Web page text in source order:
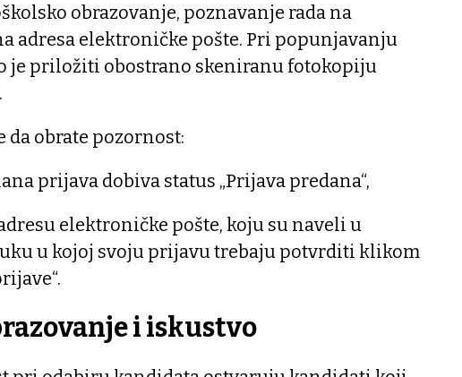
obrazovanje, poznavanje rada na
adresa elektroničke pošte. Pri popunjavanju
je priložiti obostrano skeniranu fotokopiju
obrate pozornost:
prijava dobiva status „Prijava predana“,
elektroničke pošte, koju su naveli u
u kojoj svoju prijavu trebaju potvrditi klikom
i iskustvo